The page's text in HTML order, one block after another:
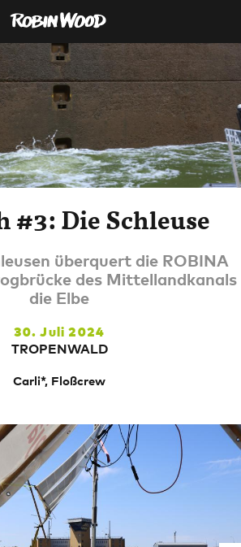
#3: Die Schleuse
überquert die ROBINA
des Mittellandkanals
die Elbe
30. Juli 2024
TROPENWALD
Carli*, Floßcrew